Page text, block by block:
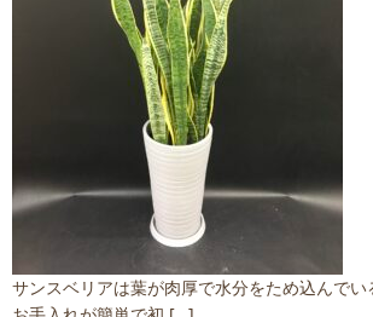
サンスベリアは葉が肉厚で水分をため込んでい